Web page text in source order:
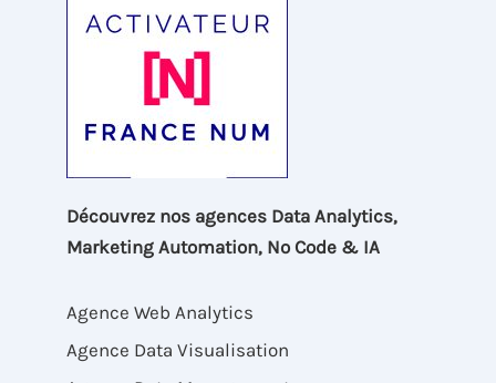
Découvrez nos agences Data Analytics,
Marketing Automation, No Code & IA
Agence Web Analytics
Agence Data Visualisation